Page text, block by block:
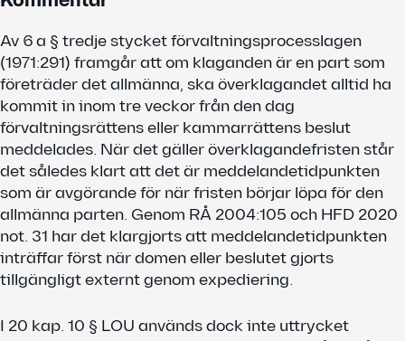
Av 6 a § tredje stycket förvaltningsprocesslagen
(1971:291) framgår att om klaganden är en part som
företräder det allmänna, ska överklagandet alltid ha
kommit in inom tre veckor från den dag
förvaltningsrättens eller kammarrättens beslut
meddelades. När det gäller överklagandefristen står
det således klart att det är meddelandetidpunkten
som är avgörande för när fristen börjar löpa för den
allmänna parten. Genom RÅ 2004:105 och HFD 2020
not. 31 har det klargjorts att meddelandetidpunkten
inträffar först när domen eller beslutet gjorts
tillgängligt externt genom expediering.
I 20 kap. 10 § LOU används dock inte uttrycket